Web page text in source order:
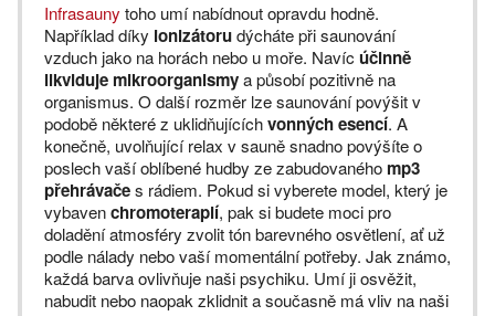
Infrasauny toho umí nabídnout opravdu hodně.
Například díky ionizátorudýcháte při saunování
vzduch jako na horách nebo u moře. Navíc účinně
likviduje mikroorganismya působí pozitivně na
organismus. O další rozměr lze saunování povýšit v
podobě některé z uklidňujícíchvonných esencí. A
konečně, uvolňující relax v sauně snadno povýšíte o
poslech vaší oblíbené hudby ze zabudovaného mp3
přehrávačes rádiem. Pokud si vyberete model, který je
vybavenchromoterapií, pak si budete moci pro
doladění atmosféry zvolit tón barevného osvětlení, ať už
podle nálady nebo vaší momentální potřeby. Jak známo,
každá barva ovlivňuje naši psychiku. Umí ji osvěžit,
nabudit nebo naopak zklidnit a současně má vliv na naši